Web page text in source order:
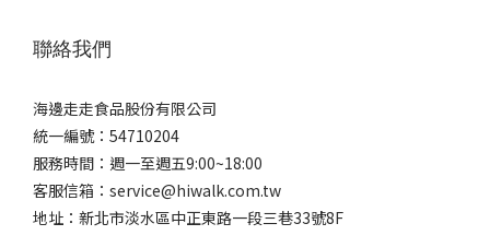
聯絡我們
海邊走走食品股份有限公司
統一編號：54710204
服務時間：週一至週五9:00~18:00
客服信箱：service@hiwalk.com.tw
地址：新北市淡水區中正東路一段三巷33號8F